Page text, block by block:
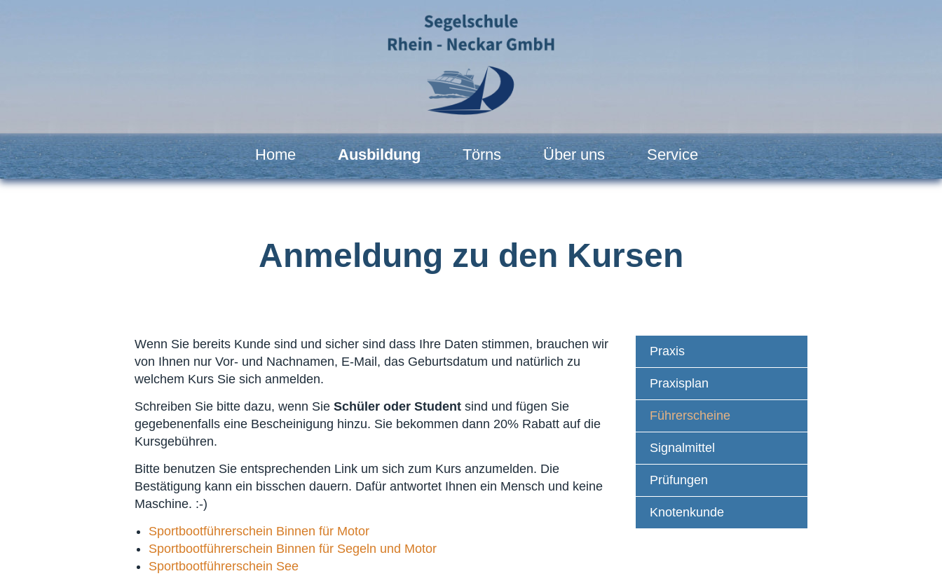
Home Ausbildung Törns Über uns Service
Anmeldung zu den Kursen
Praxis
Praxisplan
Führerscheine
Signalmittel
Prüfungen
Knotenkunde
Wenn Sie bereits Kunde sind und sicher sind dass Ihre Daten stimmen, brauchen wir
von Ihnen nur Vor- und Nachnamen, E-Mail, das Geburtsdatum und natürlich zu
welchem Kurs Sie sich anmelden.
Schreiben Sie bitte dazu, wenn Sie Schüler oder Student sind und fügen Sie
gegebenenfalls eine Bescheinigung hinzu. Sie bekommen dann 20% Rabatt auf die
Kursgebühren.
Bitte benutzen Sie entsprechenden Link um sich zum Kurs anzumelden. Die
Bestätigung kann ein bisschen dauern. Dafür antwortet Ihnen ein Mensch und keine
Maschine. :-)
Sportbootführerschein Binnen für Motor
Sportbootführerschein Binnen für Segeln und Motor
Sportbootführerschein See